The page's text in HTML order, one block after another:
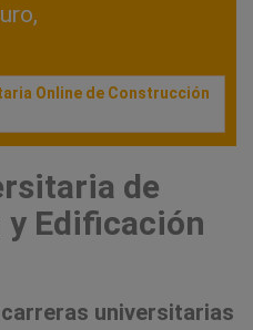
Online de Construcción
de
Edificación
universitarias